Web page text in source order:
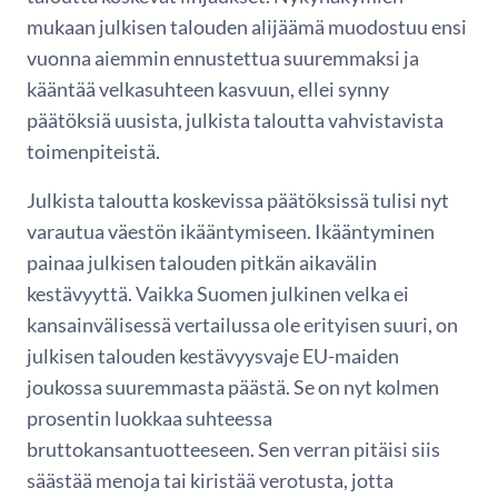
mukaan julkisen talouden alijäämä muodostuu ensi
vuonna aiemmin ennustettua suuremmaksi ja
kääntää velkasuhteen kasvuun, ellei synny
päätöksiä uusista, julkista taloutta vahvistavista
toimenpiteistä.
Julkista taloutta koskevissa päätöksissä tulisi nyt
varautua väestön ikääntymiseen. Ikääntyminen
painaa julkisen talouden pitkän aikavälin
kestävyyttä. Vaikka Suomen julkinen velka ei
kansainvälisessä vertailussa ole erityisen suuri, on
julkisen talouden kestävyysvaje EU-maiden
joukossa suuremmasta päästä. Se on nyt kolmen
prosentin luokkaa suhteessa
bruttokansantuotteeseen. Sen verran pitäisi siis
säästää menoja tai kiristää verotusta, jotta